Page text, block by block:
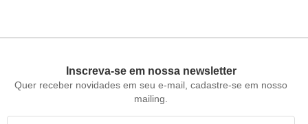
Inscreva-se em nossa newsletter
Quer receber novidades em seu e-mail, cadastre-se em nosso
mailing.